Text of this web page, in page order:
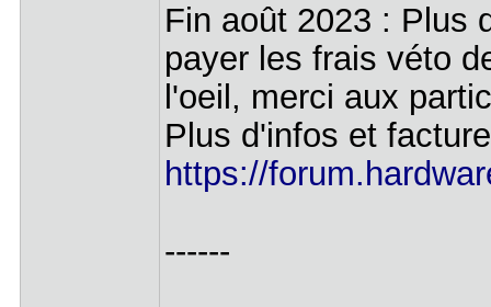
Fin août 2023 : Plus
payer les frais véto
l'oeil, merci aux
Plus d'infos et
https://
------